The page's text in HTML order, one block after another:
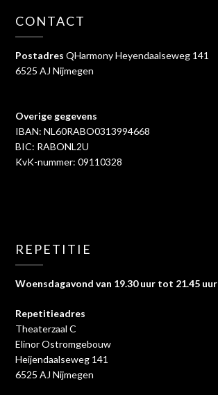
CONTACT
Postadres QHarmony Heyendaalseweg 141
6525 AJ Nijmegen
Overige gegevens
IBAN: NL60RABO0313994668
BIC: RABONL2U
KvK-nummer: 09110328
REPETITIE
Woensdagavond van 19.30 uur tot 21.45 uur
Repetitieadres
Theaterzaal C
Elinor Ostromgebouw
Heijendaalseweg 141
6525 AJ Nijmegen